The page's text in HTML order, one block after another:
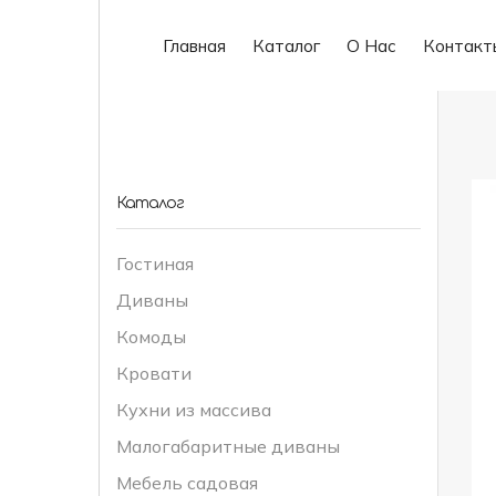
Главная Каталог О Нас
Каталог
Гостиная
Диваны
Комоды
Кровати
Кухни из массива
Малогабаритные диваны
Мебель садовая